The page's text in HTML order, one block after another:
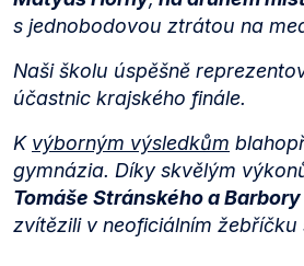
s jednobodovou ztrátou na
Naši školu úspěšně
účastnic krajského finále.
K výborným výsledkům
gymnázia. Díky skvělým
Tomáše Stránského a
zvítězili v neoficiálním